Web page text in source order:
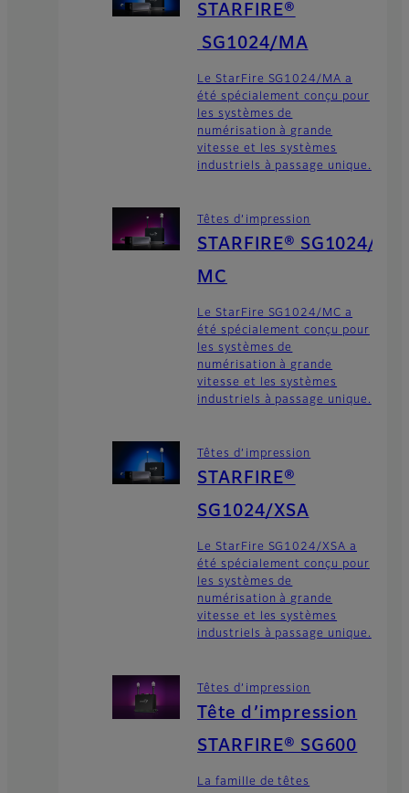
STARFIRE®
SG1024/MA
Le StarFire SG1024/MA a
été spécialement conçu pour
les systèmes de
numérisation à grande
vitesse et les systèmes
industriels à passage unique.
Têtes d’impression
STARFIRE® SG1024/
MC
Le StarFire SG1024/MC a
été spécialement conçu pour
les systèmes de
numérisation à grande
vitesse et les systèmes
industriels à passage unique.
Têtes d’impression
STARFIRE®
SG1024/XSA
Le StarFire SG1024/XSA a
été spécialement conçu pour
les systèmes de
numérisation à grande
vitesse et les systèmes
industriels à passage unique.
Têtes d’impression
Tête d’impression
STARFIRE® SG600
La famille de têtes